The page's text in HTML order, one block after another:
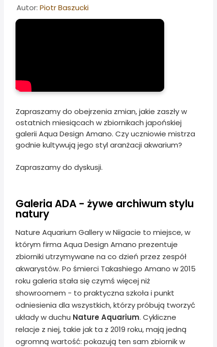
Informacje o artykule
Autor: Piotr Baszucki
Zapraszamy do obejrzenia zmian, jakie zaszły w
ostatnich miesiącach w zbiornikach japońskiej
galerii Aqua Design Amano. Czy uczniowie mistrza
godnie kultywują jego styl aranżacji akwarium?
Zapraszamy do dyskusji.
Galeria ADA - żywe archiwum stylu
natury
Nature Aquarium Gallery w Niigacie to miejsce, w
którym firma Aqua Design Amano prezentuje
zbiorniki utrzymywane na co dzień przez zespół
akwarystów. Po śmierci Takashiego Amano w 2015
roku galeria stała się czymś więcej niż
showroomem - to praktyczna szkoła i punkt
odniesienia dla wszystkich, którzy próbują tworzyć
układy w duchu Nature Aquarium. Cykliczne
relacje z niej, takie jak ta z 2019 roku, mają jedną
ogromną wartość: pokazują ten sam zbiornik w